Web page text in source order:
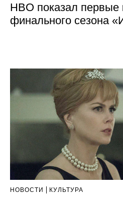
HBO показал первые
финального сезона
НОВОСТИ КУЛЬТУРА